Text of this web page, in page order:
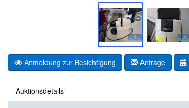
Anmeldung zur Besichtigung Anfrage
Auktionsdetails